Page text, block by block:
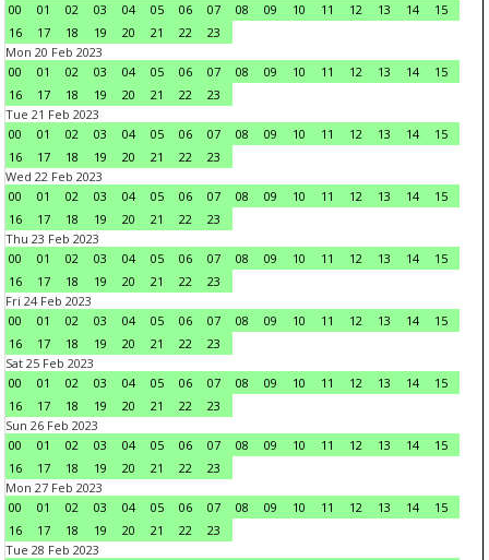
00
01 02 03 04 05 06 07 08 09 10 11 12 13 14
15
16
17 18 19 20 21 22
23
Mon 20 Feb 2023
00
01 02 03 04 05 06 07 08 09 10 11 12 13 14
15
16
17 18 19 20 21 22
23
Tue 21 Feb 2023
00
01 02 03 04 05 06 07 08 09 10 11 12 13 14
15
16
17 18 19 20 21 22
23
Wed 22 Feb 2023
00
01 02 03 04 05 06 07 08 09 10 11 12 13 14
15
16
17 18 19 20 21 22
23
Thu 23 Feb 2023
00
01 02 03 04 05 06 07 08 09 10 11 12 13 14
15
16
17 18 19 20 21 22
23
Fri 24 Feb 2023
00
01 02 03 04 05 06 07 08 09 10 11 12 13 14
15
16
17 18 19 20 21 22
23
Sat 25 Feb 2023
00
01 02 03 04 05 06 07 08 09 10 11 12 13 14
15
16
17 18 19 20 21 22
23
Sun 26 Feb 2023
00
01 02 03 04 05 06 07 08 09 10 11 12 13 14
15
16
17 18 19 20 21 22
23
Mon 27 Feb 2023
00
01 02 03 04 05 06 07 08 09 10 11 12 13 14
15
16
17 18 19 20 21 22
23
Tue 28 Feb 2023